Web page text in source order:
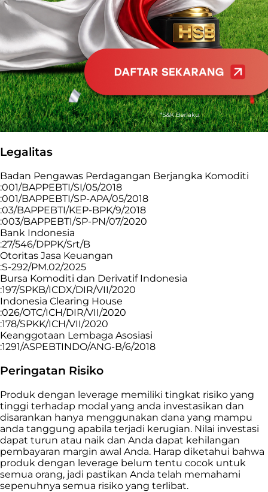
Legalitas
Badan Pengawas Perdagangan Berjangka Komoditi
:001/BAPPEBTI/SI/05/2018
:001/BAPPEBTI/SP-APA/05/2018
:03/BAPPEBTI/KEP-BPK/9/2018
:003/BAPPEBTI/SP-PN/07/2020
Bank Indonesia
:27/546/DPPK/Srt/B
Otoritas Jasa Keuangan
:S-292/PM.02/2025
Bursa Komoditi dan Derivatif Indonesia
:197/SPKB/ICDX/DIR/VII/2020
Indonesia Clearing House
:026/OTC/ICH/DIR/VII/2020
:178/SPKK/ICH/VII/2020
Keanggotaan Lembaga Asosiasi
:1291/ASPEBTINDO/ANG-B/6/2018
Peringatan Risiko
Produk dengan leverage memiliki tingkat risiko yang
tinggi terhadap modal yang anda investasikan dan
disarankan hanya menggunakan dana yang mampu
anda tanggung apabila terjadi kerugian. Nilai investasi
dapat turun atau naik dan Anda dapat kehilangan
pembayaran margin awal Anda. Harap diketahui bahwa
produk dengan leverage belum tentu cocok untuk
semua orang, jadi pastikan Anda telah memahami
sepenuhnya semua risiko yang terlibat.